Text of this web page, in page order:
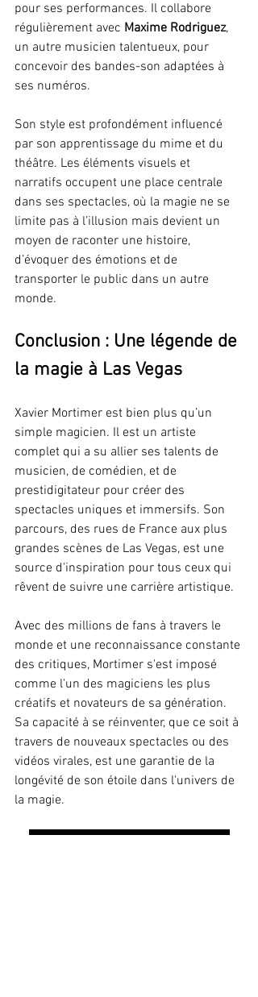
pour ses performances. Il collabore
régulièrement avec Maxime Rodriguez,
un autre musicien talentueux, pour
concevoir des bandes-son adaptées à
ses numéros.
Son style est profondément influencé
par son apprentissage du mime et du
théâtre. Les éléments visuels et
narratifs occupent une place centrale
dans ses spectacles, où la magie ne se
limite pas à l’illusion mais devient un
moyen de raconter une histoire,
d’évoquer des émotions et de
transporter le public dans un autre
monde.
Conclusion : Une légende de
la magie à Las Vegas
Xavier Mortimer est bien plus qu’un
simple magicien. Il est un artiste
complet qui a su allier ses talents de
musicien, de comédien, et de
prestidigitateur pour créer des
spectacles uniques et immersifs. Son
parcours, des rues de France aux plus
grandes scènes de Las Vegas, est une
source d'inspiration pour tous ceux qui
rêvent de suivre une carrière artistique.
Avec des millions de fans à travers le
monde et une reconnaissance constante
des critiques, Mortimer s'est imposé
comme l'un des magiciens les plus
créatifs et novateurs de sa génération.
Sa capacité à se réinventer, que ce soit à
travers de nouveaux spectacles ou des
vidéos virales, est une garantie de la
longévité de son étoile dans l'univers de
la magie.